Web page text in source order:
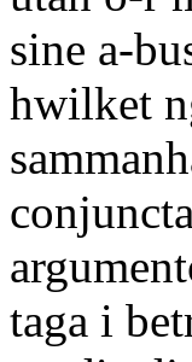
sine a-
hwilket
taga i